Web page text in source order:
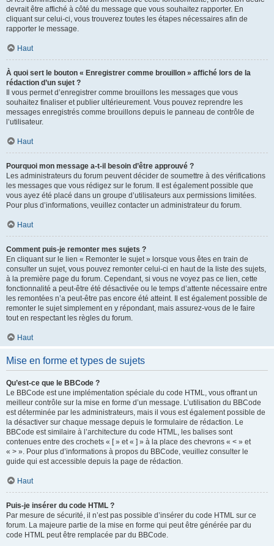
devrait être affiché à côté du message que vous souhaitez rapporter. En
cliquant sur celui-ci, vous trouverez toutes les étapes nécessaires afin de
rapporter le message.
Haut
À quoi sert le bouton « Enregistrer comme brouillon » affiché lors de la
rédaction d’un sujet ?
Il vous permet d’enregistrer comme brouillons les messages que vous
souhaitez finaliser et publier ultérieurement. Vous pouvez reprendre les
messages enregistrés comme brouillons depuis le panneau de contrôle de
l’utilisateur.
Haut
Pourquoi mon message a-t-il besoin d’être approuvé ?
Les administrateurs du forum peuvent décider de soumettre à des vérifications
les messages que vous rédigez sur le forum. Il est également possible que
vous ayez été placé dans un groupe d’utilisateurs aux permissions limitées.
Pour plus d’informations, veuillez contacter un administrateur du forum.
Haut
Comment puis-je remonter mes sujets ?
En cliquant sur le lien « Remonter le sujet » lorsque vous êtes en train de
consulter un sujet, vous pouvez remonter celui-ci en haut de la liste des sujets,
à la première page du forum. Cependant, si vous ne voyez pas ce lien, cette
fonctionnalité a peut-être été désactivée ou le temps d’attente nécessaire entre
les remontées n’a peut-être pas encore été atteint. Il est également possible de
remonter le sujet simplement en y répondant, mais assurez-vous de le faire
tout en respectant les règles du forum.
Haut
Mise en forme et types de sujets
Qu’est-ce que le BBCode ?
Le BBCode est une implémentation spéciale du code HTML, vous offrant un
meilleur contrôle sur la mise en forme d’un message. L’utilisation du BBCode
est déterminée par les administrateurs, mais il vous est également possible de
la désactiver sur chaque message depuis le formulaire de rédaction. Le
BBCode est similaire à l’architecture du code HTML, les balises sont
contenues entre des crochets « [ » et « ] » à la place des chevrons « < » et
« > ». Pour plus d’informations à propos du BBCode, veuillez consulter le
guide qui est accessible depuis la page de rédaction.
Haut
Puis-je insérer du code HTML ?
Par mesure de sécurité, il n’est pas possible d’insérer du code HTML sur ce
forum. La majeure partie de la mise en forme qui peut être générée par du
code HTML peut être remplacée par du BBCode.